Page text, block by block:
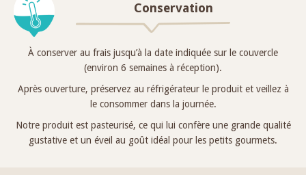
Conservation
À conserver au frais jusqu’à la date indiquée sur le couvercle
(environ 6 semaines à réception).
Après ouverture, préservez au réfrigérateur le produit et veillez à
le consommer dans la journée.
Notre produit est pasteurisé, ce qui lui confère une grande qualité
gustative et un éveil au goût idéal pour les petits gourmets.